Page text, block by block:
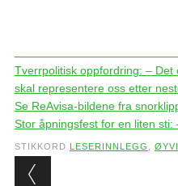
Tverrpolitisk oppfordring: –
skal representere oss etter
Se ReAvisa-bildene fra
Stor åpningsfest for en liten sti:
STIKKORD LESERINNLEGG
Post